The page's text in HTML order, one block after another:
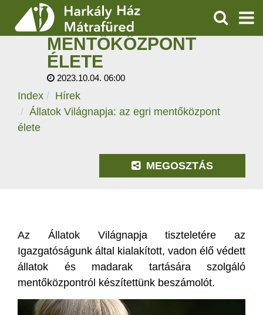
SZOLGÁLTATÁSOK
PROGRAMOK
HÍREK
KERESÉS
ÁLLATOK
VILÁGNAPJA: AZ EGRI
MENTŐKÖZPONT
ÉLETE
2023.10.04. 06:00
Index
Hírek
Állatok Világnapja: az egri mentőközpont
élete
MEGOSZTÁS
Az Állatok Világnapja tiszteletére az
Igazgatóságunk által kialakított, vadon élő védett
állatok és madarak tartására szolgáló
mentőközpontról készítettünk beszámolót.